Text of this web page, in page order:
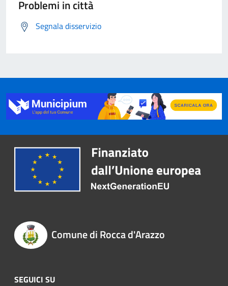
Problemi in città
Segnala disservizio
Comune di Rocca d'Arazzo
SEGUICI SU